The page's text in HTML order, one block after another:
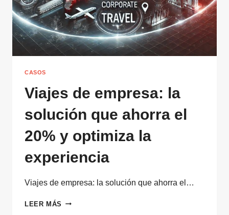
CASOS
Viajes de empresa: la
solución que ahorra el
20% y optimiza la
experiencia
Viajes de empresa: la solución que ahorra el…
LEER MÁS VIAJES